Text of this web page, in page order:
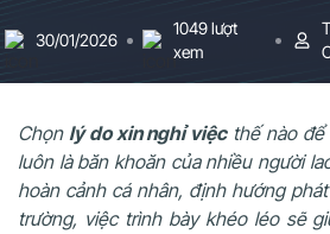
30/01/2026
1049 lượt
xem
Chọn lý do xin nghỉ việcthế nào để
luôn là băn khoăn của nhiều người
hoàn cảnh cá nhân, định hướng
trường, việc trình bày khéo léo sẽ